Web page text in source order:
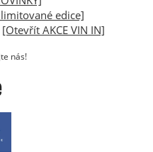
Celkem1.98 m2
edice]
[Otevřít AKCE VIN IN]
nás!